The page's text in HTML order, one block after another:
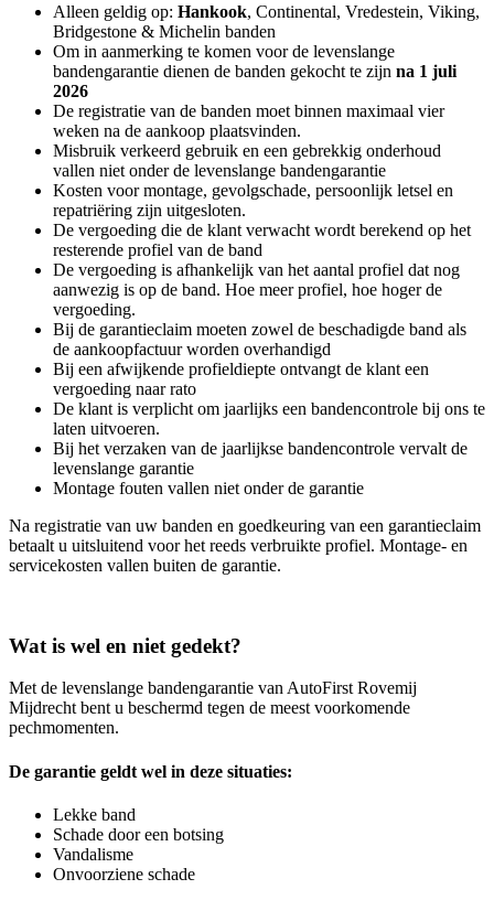
Alleen geldig op: Hankook, Continental, Vredestein, Viking,
Bridgestone & Michelin banden
Om in aanmerking te komen voor de levenslange
bandengarantie dienen de banden gekocht te zijn na 1 juli
2026
De registratie van de banden moet binnen maximaal vier
weken na de aankoop plaatsvinden.
Misbruik verkeerd gebruik en een gebrekkig onderhoud
vallen niet onder de levenslange bandengarantie
Kosten voor montage, gevolgschade, persoonlijk letsel en
repatriëring zijn uitgesloten.
De vergoeding die de klant verwacht wordt berekend op het
resterende profiel van de band
De vergoeding is afhankelijk van het aantal profiel dat nog
aanwezig is op de band. Hoe meer profiel, hoe hoger de
vergoeding.
Bij de garantieclaim moeten zowel de beschadigde band als
de aankoopfactuur worden overhandigd
Bij een afwijkende profieldiepte ontvangt de klant een
vergoeding naar rato
De klant is verplicht om jaarlijks een bandencontrole bij ons te
laten uitvoeren.
Bij het verzaken van de jaarlijkse bandencontrole vervalt de
levenslange garantie
Montage fouten vallen niet onder de garantie
Na registratie van uw banden en goedkeuring van een garantieclaim
betaalt u uitsluitend voor het reeds verbruikte profiel. Montage- en
servicekosten vallen buiten de garantie.
Wat is wel en niet gedekt?
Met de levenslange bandengarantie van AutoFirst Rovemij
Mijdrecht bent u beschermd tegen de meest voorkomende
pechmomenten.
De garantie geldt wel in deze situaties:
Lekke band
Schade door een botsing
Vandalisme
Onvoorziene schade